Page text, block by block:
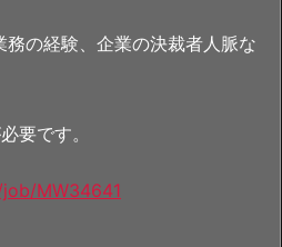
務の経験、企業の決裁者人脈な
要です。
MW34641